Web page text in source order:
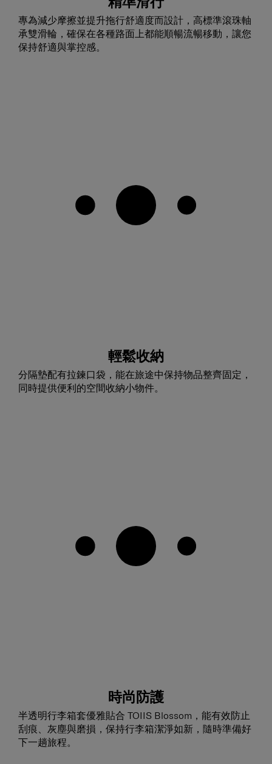
專為減少摩擦並提升拖行舒適度而設計，高標準滾珠軸
承雙滑輪，確保在各種路面上都能順暢流暢移動，讓您
保持舒適與掌控感。
輕鬆收納
分隔墊配有拉鍊口袋，能在旅途中保持物品整齊固定，
同時提供便利的空間收納小物件。
時尚防護
半透明行李箱套優雅貼合 TOIIS Blossom，能有效防止
刮痕、灰塵與磨損，保持行李箱潔淨如新，隨時準備好
下一趟旅程。